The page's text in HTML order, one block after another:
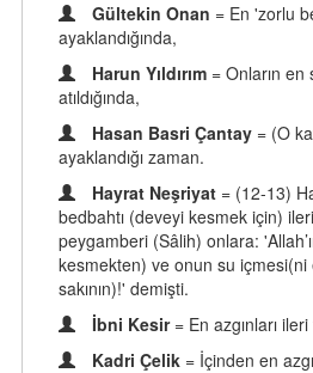
Gültekin Onan = En 'zorlu
ayaklandığında,
Harun Yıldırım = Onların en
atıldığında,
Hasan Basri Çantay = (O
ayaklandığı zaman.
Hayrat Neşriyat = (12-13)
bedbahtı (deveyi kesmek için) ileri
peygamberi (Sâlih) onlara:
kesmekten) ve onun su içmesi(ni
sakının)!' demişti.
İbni Kesir = En azgınları ileri
Kadri Çelik = İçinden en